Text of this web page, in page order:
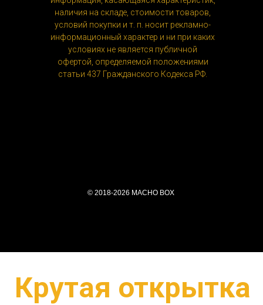
получите письмо с подтверждением, о
том что заказ оформлен. В ближайшее
время с Вами связывается наш
менеджер для подтверждения и
уточнения деталей.Обычно это
происходите в течение 30 мин.
© 2018-2026 MACHO BOX
наличия на складе, стоимости товаров,
условий покупки и т. п. носит рекламно-
информационный характер и ни при каких
условиях не является публичной
офертой, определяемой положениями
статьи 437 Гражданского Кодекса РФ.
Крутая открытка